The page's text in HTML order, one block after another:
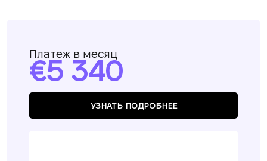
Платеж в месяц
5 340
УЗНАТЬ ПОДРОБНЕЕ